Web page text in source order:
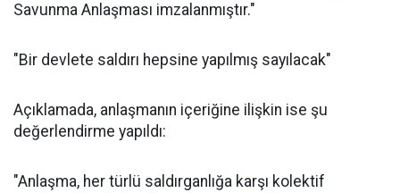
Savunma Anlaşması imzalanmıştır."
"Bir devlete saldırı hepsine yapılmış sayılacak"
Açıklamada, anlaşmanın içeriğine ilişkin ise şu
değerlendirme yapıldı:
"Anlaşma, her türlü saldırganlığa karşı kolektif